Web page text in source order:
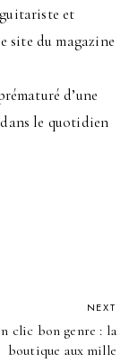
et
site du magazine
d’une
le quotidien
NEXT
clic bon genre : la
boutique aux mille